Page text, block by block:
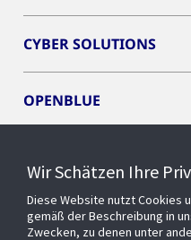
CYBER SOLUTIONS
OPENBLUE
EVENTS
Wir Schätzen Ihre
Diese Website nutzt Cookies
gemäß der Beschreibung in
Zwecken, zu denen unter